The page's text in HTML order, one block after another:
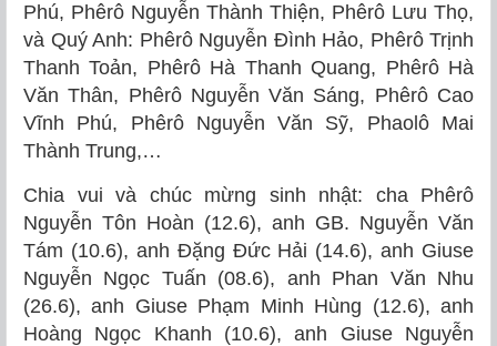
Phú, Phêrô Nguyễn Thành Thiện, Phêrô Lưu Thọ,
và Quý Anh: Phêrô Nguyễn Đình Hảo, Phêrô Trịnh
Thanh Toản, Phêrô Hà Thanh Quang, Phêrô Hà
Văn Thân, Phêrô Nguyễn Văn Sáng, Phêrô Cao
Vĩnh Phú, Phêrô Nguyễn Văn Sỹ, Phaolô Mai
Thành Trung,…
Chia vui và chúc mừng sinh nhật: cha Phêrô
Nguyễn Tôn Hoàn (12.6), anh GB. Nguyễn Văn
Tám (10.6), anh Đặng Đức Hải (14.6), anh Giuse
Nguyễn Ngọc Tuấn (08.6), anh Phan Văn Nhu
(26.6), anh Giuse Phạm Minh Hùng (12.6), anh
Hoàng Ngọc Khanh (10.6), anh Giuse Nguyễn